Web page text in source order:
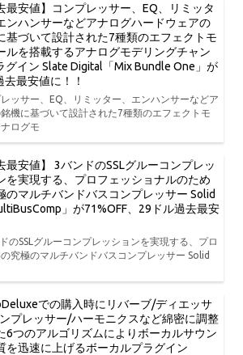
最安値】コンプレッサー、EQ、リミッタ
ンハンサーなどアナログハードウェアの
基づいて設計された7種類のエフェクトモ
ルを搭載するアナログモデリングチャン
グイン Slate Digital「Mix Bundle One」が
最安値に！！
レッサー、EQ、リミッター、エンハンサーなどア
機に基づいて設計された7種類のエフェクトモ
ログモ
最安値】 3バンドのSSLグルーコンプレッ
を実現する、プロフェッショナルのため
のマルチバンドバスコンプレッサー Solid
」が71%OFF、29ドル過去最安
のSSLグルーコンプレッションを実現する、プロ
究極のマルチバンドバスコンプレッサー Solid
での購入時にリバーブ/ディエッサ
プレッサー/ハーモニクスなど綿密に調整
6つのアルゴリズムによりボーカルサウン
を迅速に上げるボーカルプラグイン